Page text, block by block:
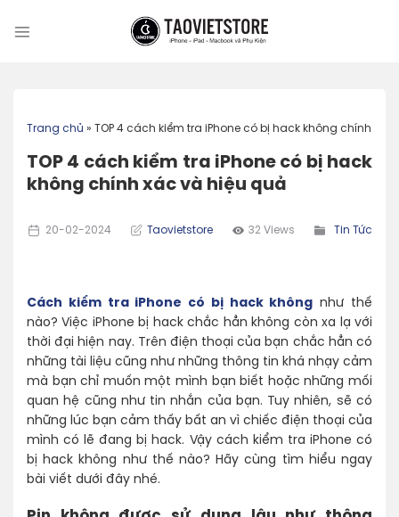
Trang chủ » TOP 4 cách kiểm tra iPhone có bị hack không chính
TOP 4 cách kiểm tra iPhone có bị hack
không chính xác và hiệu quả
20-02-2024 Taovietstore 32 Views Tin Tức
Cách kiểm tra iPhone có bị hack không như thế
nào? Việc iPhone bị hack chắc hẳn không còn xa lạ với
thời đại hiện nay. Trên điện thoại của bạn chắc hẳn có
những tài liệu cũng như những thông tin khá nhạy cảm
mà bạn chỉ muốn một mình bạn biết hoặc những mối
quan hệ cũng như tin nhắn của bạn. Tuy nhiên, sẽ có
những lúc bạn cảm thấy bất an vì chiếc điện thoại của
mình có lẽ đang bị hack. Vậy cách kiểm tra iPhone có
bị hack không như thế nào? Hãy cùng tìm hiểu ngay
bài viết dưới đây nhé.